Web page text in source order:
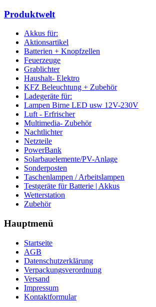
Produktwelt
Akkus für:
Aktionsartikel
Batterien + Knopfzellen
Feuerzeuge
Grablichter
Haushalt- Elektro
KFZ Beleuchtung + Zubehör
Ladegeräte für:
Lampen Birne LED usw 12V-230V
Luft - Erfrischer
Multimedia- Zubehör
Nachtlichter
Netzteile
PowerBank
Solarbauelemente/PV-Anlage
Sonderposten
Taschenlampen / Arbeitslampen
Testgeräte für Batterie | Akkus
Wetterstation
Zubehör
Hauptmenü
Startseite
AGB
Datenschutzerklärung
Verpackungsverordnung
Versand
Impressum
Kontaktformular